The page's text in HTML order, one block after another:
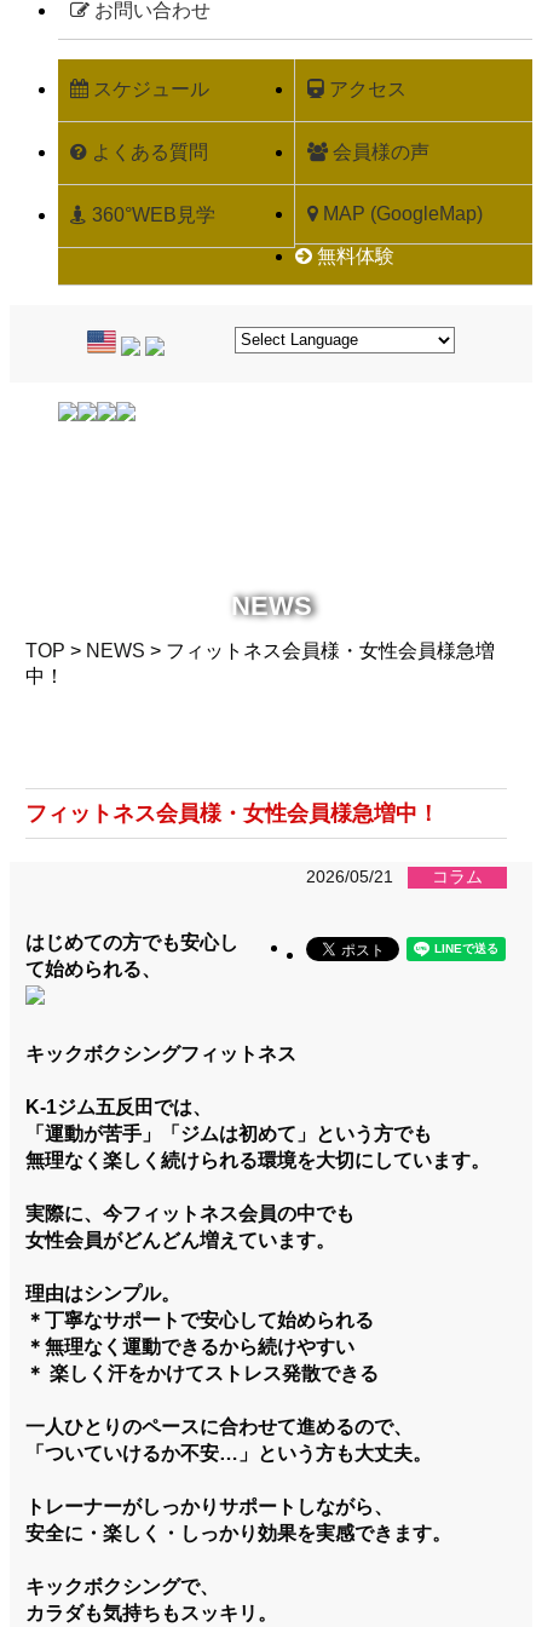
お問い合わせ
スケジュール アクセス
よくある質問 会員様の声
360°WEB見学 MAP (GoogleMap)
無料体験
NEWS
TOP > NEWS > フィットネス会員様・女性会員様急増
中！
フィットネス会員様・女性会員様急増中！
2026/05/21 コラム
はじめての方でも安心し
て始められる、
キックボクシングフィットネス
K-1ジム五反田では、
「運動が苦手」「ジムは初めて」という方でも
無理なく楽しく続けられる環境を大切にしています。
実際に、今フィットネス会員の中でも
女性会員がどんどん増えています。
理由はシンプル。
＊丁寧なサポートで安心して始められる
＊無理なく運動できるから続けやすい
＊ 楽しく汗をかけてストレス発散できる
一人ひとりのペースに合わせて進めるので、
「ついていけるか不安…」という方も大丈夫。
トレーナーがしっかりサポートしながら、
安全に・楽しく・しっかり効果を実感できます。
キックボクシングで、
カラダも気持ちもスッキリ。